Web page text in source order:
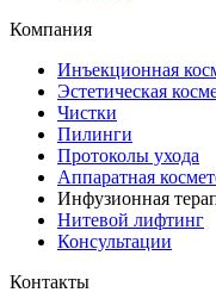
Компания
Инъекционная
Эстетическая
Чистки
Пилинги
Протоколы ухода
Аппаратная
Инфузионная
Нитевой лифтинг
Консультации
Контакты